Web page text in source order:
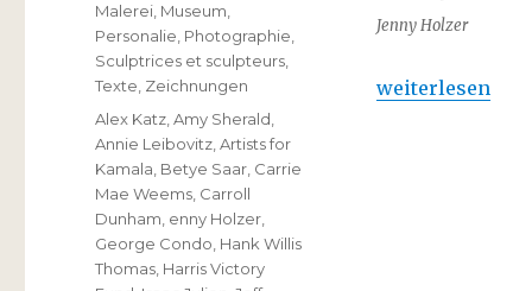
Jenny Holzer
„Jenny Holzer
weiterlesen
Malerei Museum
Personalie Photographie
Sculptrices et sculpteurs
Texte Zeichnungen
Schlagwörter
Alex Katz ,Amy Sherald
Annie Leibovitz ,Artists for
Kamala Betye Saar Carrie
Mae Weems Carroll
Dunham enny Holzer
George Condo Hank Willis
Thomas Harris Victory